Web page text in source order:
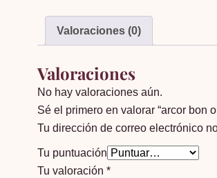
Valoraciones (0)
Valoraciones
No hay valoraciones aún.
Sé el primero en valorar “arcor bon
Tu dirección de correo electrónico
Tu puntuación
Tu valoración *